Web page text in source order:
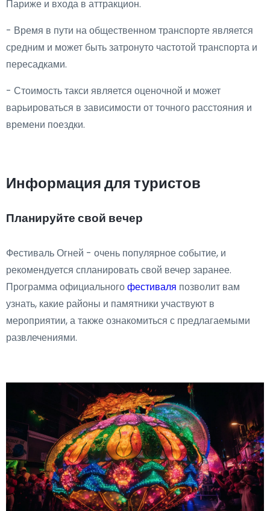
Париже и входа в аттракцион.
- Время в пути на общественном транспорте является
средним и может быть затронуто частотой транспорта и
пересадками.
- Стоимость такси является оценочной и может
варьироваться в зависимости от точного расстояния и
времени поездки.
Информация для туристов
Планируйте свой вечер
Фестиваль Огней - очень популярное событие, и
рекомендуется спланировать свой вечер заранее.
Программа официальногофестиваля позволит вам
узнать, какие районы и памятники участвуют в
мероприятии, а также ознакомиться с предлагаемыми
развлечениями.